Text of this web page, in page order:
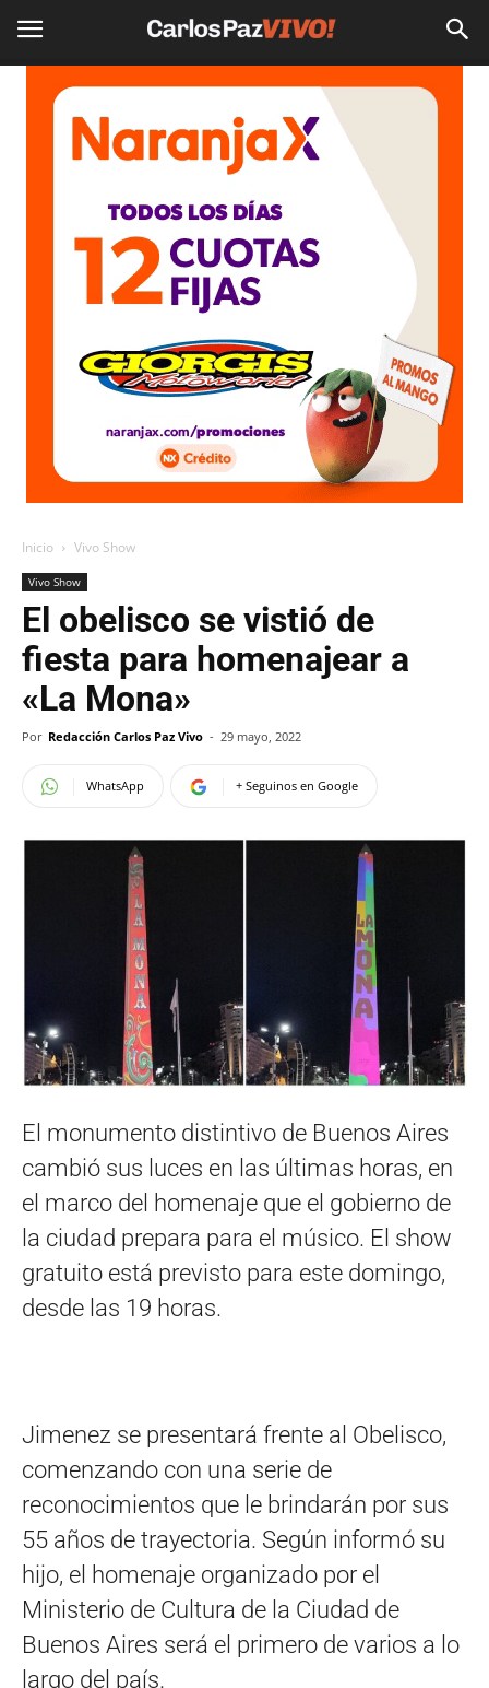
Inicio Vivo Show
Vivo Show
El obelisco se vistió de
fiesta para homenajear a
«La Mona»
Por Redacción Carlos Paz Vivo - 29 mayo, 2022
WhatsApp + Seguinos en Google
El monumento distintivo de Buenos Aires
cambió sus luces en las últimas horas, en
el marco del homenaje que el gobierno de
la ciudad prepara para el músico. El show
gratuito está previsto para este domingo,
desde las 19 horas.
Jimenez se presentará frente al Obelisco,
comenzando con una serie de
reconocimientos que le brindarán por sus
55 años de trayectoria. Según informó su
hijo, el homenaje organizado por el
Ministerio de Cultura de la Ciudad de
Buenos Aires será el primero de varios a lo
largo del país.